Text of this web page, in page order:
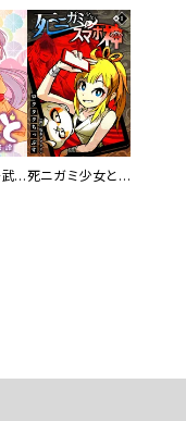
かのとこと～武蔵花町怪話譚～ 【連載版】 死ニガミ少女とスマホ神